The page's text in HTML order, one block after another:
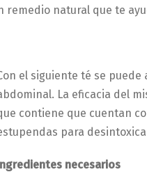
remedio natural que te
el siguiente té se puede
La eficacia del
contiene que cuentan
para
necesarios